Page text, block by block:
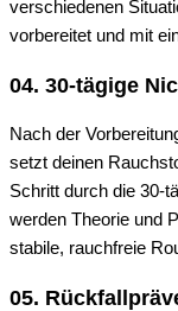
verschiedenen
vorbereitet und mit
04. 30-tägige
Nach der
setzt deinen
Schritt durch die 30-
werden Theorie und
stabile, rauchfreie
05.